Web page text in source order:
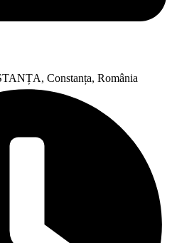
Constanța, România